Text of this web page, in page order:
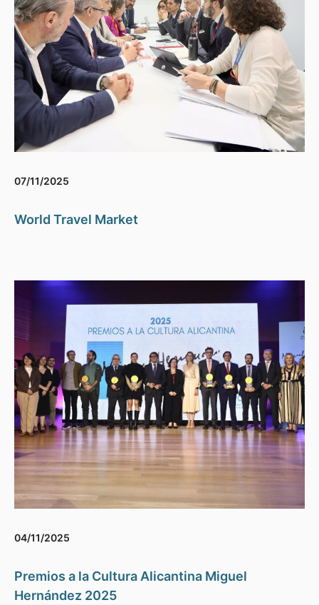
07/11/2025
World Travel Market
04/11/2025
Premios a la Cultura Alicantina Miguel
Hernández 2025